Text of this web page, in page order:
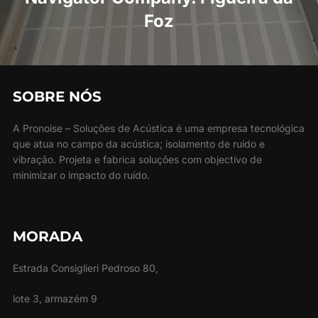
Foz
SOBRE NÓS
A Pronoise – Soluções de Acústica é uma empresa tecnológica
que atua no campo da acústica; isolamento de ruído e
vibração. Projeta e fabrica soluções com objectivo de
minimizar o impacto do ruído.
MORADA
Estrada Consiglieri Pedroso 80,
lote 3, armazém 9